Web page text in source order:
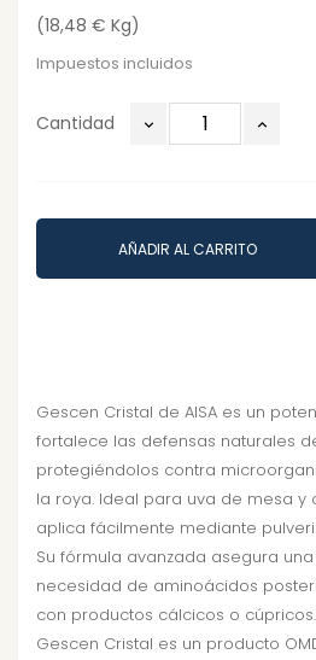
(18,48 € Kg)
Impuestos incluidos
Cantidad
AÑADIR AL CARRITO
Gescen Cristal de AISA es un
fortalece las defensas naturales
protegiéndolos contra
la roya. Ideal para uva de mesa y
aplica fácilmente mediante
Su fórmula avanzada asegura
necesidad de aminoácidos
con productos cálcicos o
Gescen Cristal es un producto